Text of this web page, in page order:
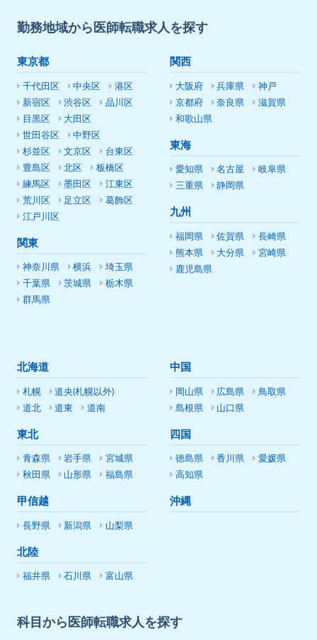
勤務地域から医師転職求人を探す
東京都
千代田区 中央区
港区
新宿区
渋谷区
品川区
目黒区
大田区
世田谷区
中野区
杉並区
文京区
台東区
豊島区
北区
板橋区
練馬区
墨田区
江東区
荒川区
足立区
葛飾区
江戸川区
関東
神奈川県 横浜
埼玉県
千葉県
茨城県
栃木県
群馬県
関西
大阪府 兵庫県
神戸
京都府
奈良県
滋賀県
和歌山県
東海
愛知県 名古屋
岐阜県
三重県
静岡県
九州
福岡県 佐賀県
長崎県
熊本県
大分県
宮崎県
鹿児島県
北海道
札幌
道央(札幌以外)
道北
道東 道南
東北
青森県 岩手県
宮城県
秋田県
山形県 福島県
甲信越
長野県 新潟県 山梨県
北陸
福井県 石川県 富山県
中国
岡山県 広島県
鳥取県
島根県
山口県
四国
徳島県 香川県
愛媛県
高知県
沖縄
科目から医師転職求人を探す